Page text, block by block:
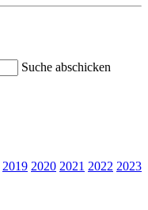
Suche abschicken
2019 2020 2021 2022 2023